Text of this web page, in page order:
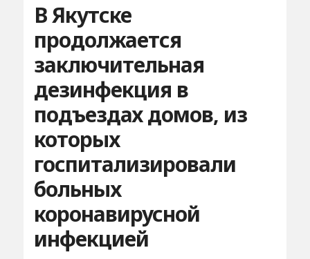
В Якутске
продолжается
заключительная
дезинфекция в
подъездах домов, из
которых
госпитализировали
больных
коронавирусной
инфекцией